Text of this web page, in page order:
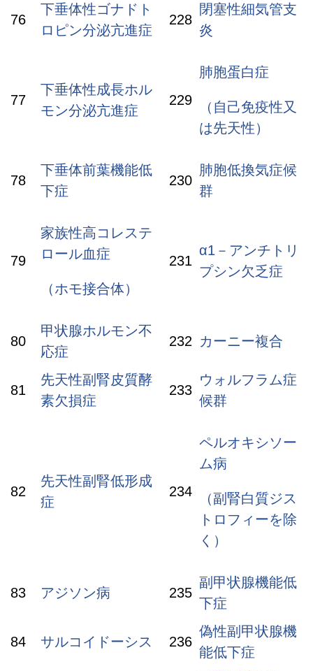
76
下垂体性ゴナドト
ロピン分泌亢進症
228
閉塞性細気管支
炎
77
下垂体性成長ホル
モン分泌亢進症
229
肺胞蛋白症
（自己免疫性又
は先天性）
78
下垂体前葉機能低
下症
230
肺胞低換気症候
群
79
家族性高コレステ
ロール血症
（ホモ接合体）
231
α1－アンチトリ
プシン欠乏症
80
甲状腺ホルモン不
応症
232 カーニー複合
81
先天性副腎皮質酵
素欠損症
233
ウォルフラム症
候群
82
先天性副腎低形成
症
234
ペルオキシソー
ム病
（副腎白質ジス
トロフィーを除
く）
83 アジソン病 235
副甲状腺機能低
下症
84 サルコイドーシス 236
偽性副甲状腺機
能低下症